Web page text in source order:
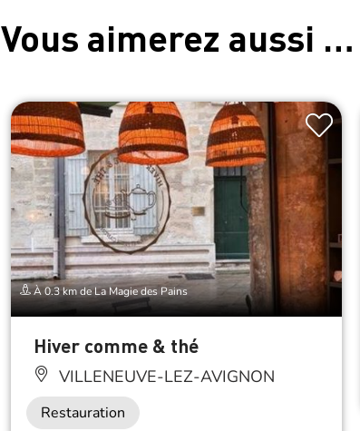
Vous aimerez aussi …
À 0.3 km de La Magie des Pains
Hiver comme & thé
VILLENEUVE-LEZ-AVIGNON
Restauration